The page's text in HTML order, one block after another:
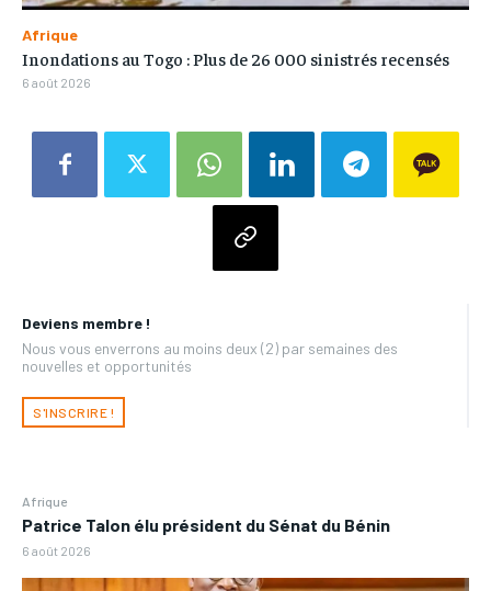
Deviens membre !
Nous vous enverrons au moins deux (2) par semaines des
nouvelles et opportunités
S'INSCRIRE !
Afrique
Patrice Talon élu président du Sénat du Bénin
6 août 2026
Afrique
Inondations au Togo : Plus de 26 000 sinistrés recensés
6 août 2026